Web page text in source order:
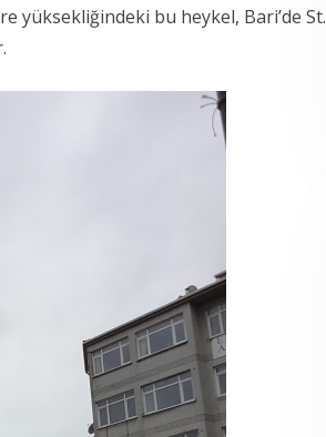
yüksekliğindeki bu heykel, Bari’de St.